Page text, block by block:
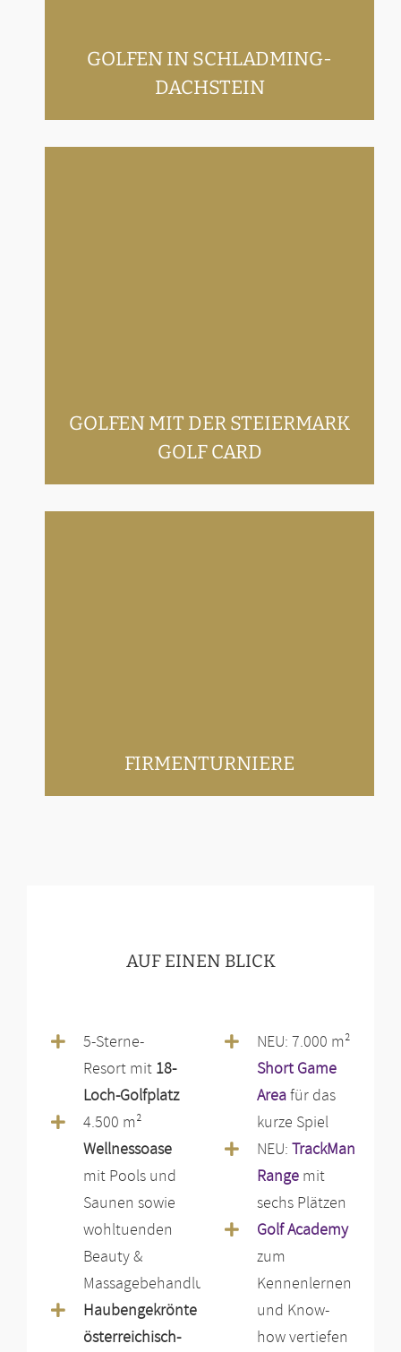
GOLFEN IN SCHLADMING-
DACHSTEIN
GOLFEN MIT DER STEIERMARK
GOLF CARD
FIRMENTURNIERE
AUF EINEN BLICK
5-Sterne-
Resort mit 18-
Loch-Golfplatz
4.500 m²
Wellnessoase
mit Pools und
Saunen sowie
wohltuenden
Beauty &
Massagebehandlungen
Haubengekrönte
österreichisch-
NEU: 7.000 m²
Short Game
Areafür das
kurze Spiel
NEU:TrackMan
Range mit
sechs Plätzen
Golf Academy
zum
Kennenlernen
und Know-
how vertiefen